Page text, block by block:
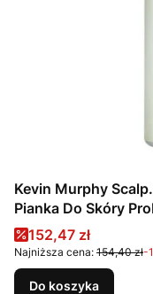
Kevin Murphy
Pianka Do Skóry
Cena promocyjna
152,47 zł
Najniższa cena: 154,40 zł-
Do koszyka